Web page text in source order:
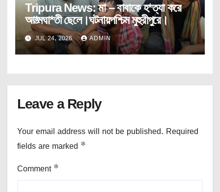
Tripura News: মা – বাবাকে হ*ত্যা করে
আ*ত্মঘা*তী ছেলে।ঘটনায়পশ্চিম মুহুরীপুরে।
JUL 24, 2026 ADMIN
Leave a Reply
Your email address will not be published. Required
fields are marked *
Comment *